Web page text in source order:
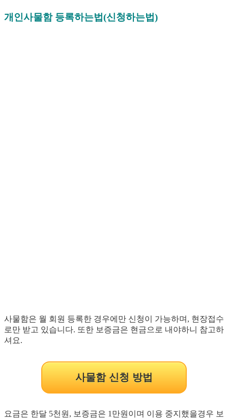
개인사물함 등록하는법(신청하는법)
사물함은 월 회원 등록한 경우에만 신청이 가능하며, 현장접수
로만 받고 있습니다. 또한 보증금은 현금으로 내야하니 참고하
셔요.
사물함 신청 방법
요금은 한달 5천원, 보증금은 1만원이며 이용 중지했을경우 보